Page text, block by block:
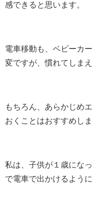
感できると思います。
電車移動も、ベビーカ
変ですが、慣れてしまえ
もちろん、あらかじめ
おくことはおすすめしま
私は、子供が１歳にな
で電車で出かけるよう